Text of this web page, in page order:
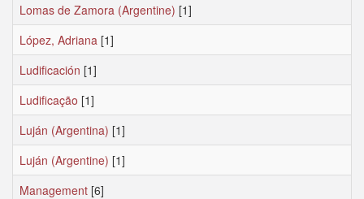
Lomas de Zamora (Argentine) [1]
López, Adriana [1]
Ludificación [1]
Ludificação [1]
Luján (Argentina) [1]
Luján (Argentine) [1]
Management [6]